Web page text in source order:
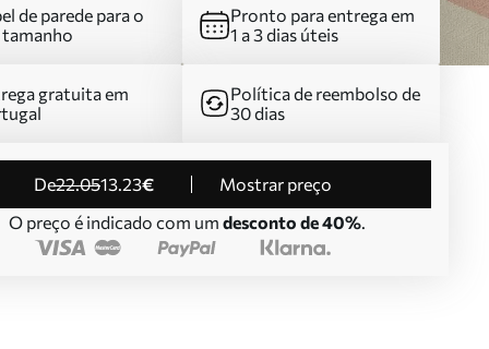
de parede para o
tamanho
Pronto para entrega em
1 a 3 dias úteis
gratuita em
Política de reembolso de
30 dias
de22.0513.23€
Mostrar preço
O preço é indicado com um desconto de 40%.